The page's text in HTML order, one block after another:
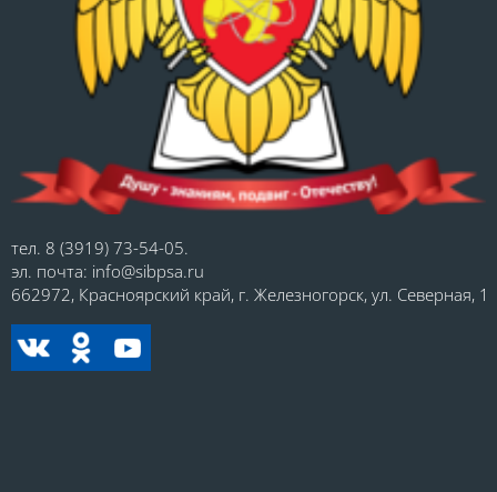
тел. 8 (3919) 73-54-05.
эл. почта: info@sibpsa.ru
662972, Красноярский край, г. Железногорск, ул. Северная, 1.